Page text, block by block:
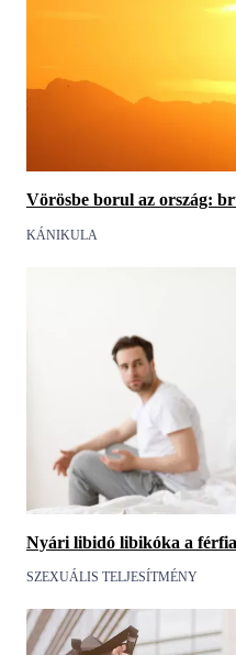
Vörösbe borul az ország:
KÁNIKULA
Nyári libidó libikóka a
SZEXUÁLIS TELJESÍTMÉNY